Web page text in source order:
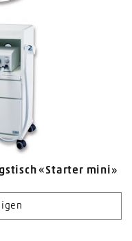
«Starter mini»